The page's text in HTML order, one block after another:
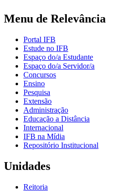
Menu de Relevância
Portal IFB
Estude no IFB
Espaço do/a Estudante
Espaço do/a Servidor/a
Concursos
Ensino
Pesquisa
Extensão
Administração
Educação a Distância
Internacional
IFB na Mídia
Repositório Institucional
Unidades
Reitoria